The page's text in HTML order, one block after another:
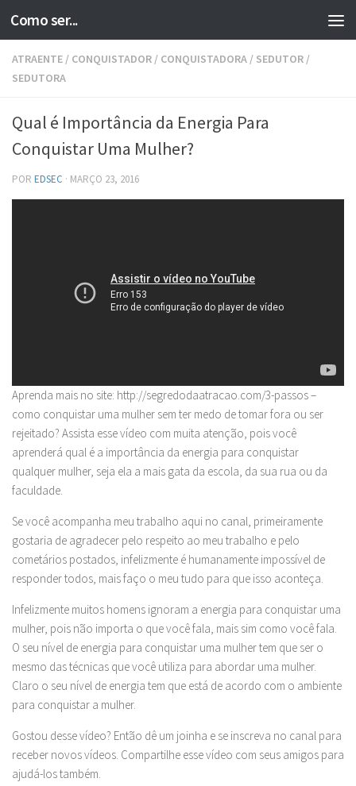
Skip to content
Como ser...
ATRAENTE / CONQUISTADOR / CONQUISTADORA / SEDUTOR /
SEDUTORA
Qual é Importância da Energia Para
Conquistar Uma Mulher?
POR EDSEC · MARÇO 23, 2016
Aprenda mais no site: http://segredodaatracao.com/3-passos –
como conquistar uma mulher sem ter medo de tomar fora ou ser
rejeitado? Assista esse vídeo com muita atenção, pois você
aprenderá qual é a importância da energia para conquistar
qualquer mulher, seja ela a mais gata da escola, da sua rua ou da
faculdade.
Se você acompanha meu trabalho aqui no canal, primeiramente
gostaria de agradecer pelo respeito ao meu trabalho e pelo
cometários postados, infelizmente é humanamente impossível de
responder todos, mais faço o meu tudo para que isso aconteça.
Infelizmente muitos homens ignoram a energia para conquistar uma
mulher, pois não importa o que você fala, mais sim como você fala.
O seu nível de energia para conquistar uma mulher tem que ser o
mesmo das técnicas que você utiliza para abordar uma mulher.
Claro o seu nível de energia tem que está de acordo com o ambiente
para conquistar a mulher.
Gostou desse vídeo? Então dê um joinha e se inscreva no canal para
receber novos vídeos. Compartilhe esse vídeo com seus amigos para
ajudá-los também.